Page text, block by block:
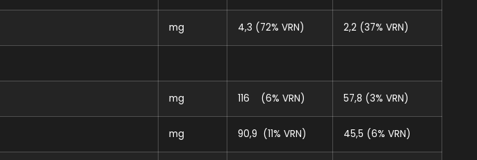
mg 4,3 (72% VRN) 2,2 (37% VRN)
mg 116 (6% VRN) 57,8 (3% VRN)
mg 90,9 (11% VRN) 45,5 (6% VRN)